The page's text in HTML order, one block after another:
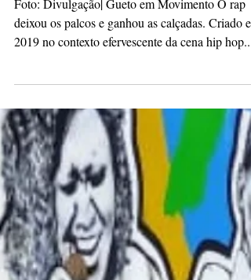
culturacaopg
29 de abr. de 2025
2 min de leitura
Gueto em Movimento une Hip Hop
contínua nas ruas de Ponta Grossa
Foto: Divulgação| Gueto em Movimento O rap
deixou os palcos e ganhou as calçadas. Criado
2019 no contexto efervescente da cena hip hop...